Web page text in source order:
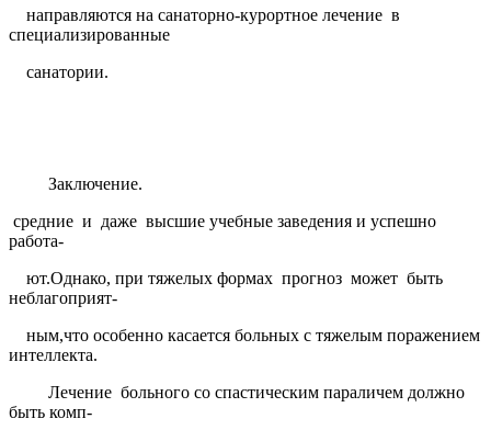
направляются на санаторно-курортное лечение в
специализированные
санатории.
Заключение.
средние и даже высшие учебные заведения и успешно
работа-
ют.Однако, при тяжелых формах прогноз может быть
неблагоприят-
ным,что особенно касается больных с тяжелым поражением
интеллекта.
Лечение больного со спастическим параличем должно
быть комп-